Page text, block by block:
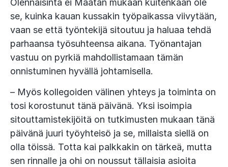
Olennaisinta ei Määtän mukaan kuitenkaan ole
se, kuinka kauan kussakin työpaikassa viivytään,
vaan se että työntekijä sitoutuu ja haluaa tehdä
parhaansa työsuhteensa aikana. Työnantajan
vastuu on pyrkiä mahdollistamaan tämän
onnistuminen hyvällä johtamisella.
– Myös kollegoiden välinen yhteys ja toiminta on
tosi korostunut tänä päivänä. Yksi isoimpia
sitouttamistekijöitä on tutkimusten mukaan tänä
päivänä juuri työyhteisö ja se, millaista siellä on
olla töissä. Totta kai palkkakin on tärkeä, mutta
sen rinnalle ja ohi on noussut tällaisia asioita